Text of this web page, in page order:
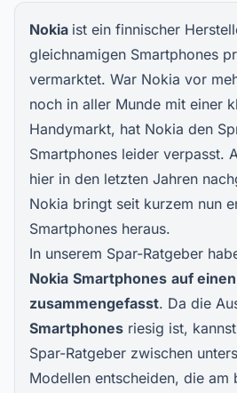
Nokia ist ein finnischer
gleichnamigen Smartphones
vermarktet. War Nokia vor
noch in aller Munde mit einer
Handymarkt, hat Nokia den
Smartphones leider verpasst.
hier in den letzten Jahren
Nokia bringt seit kurzem nun
Smartphones heraus.
In unserem Spar-Ratgeber
Nokia Smartphones auf
zusammengefasst. Da die
Smartphones riesig ist,
Spar-Ratgeber zwischen
Modellen entscheiden, die am